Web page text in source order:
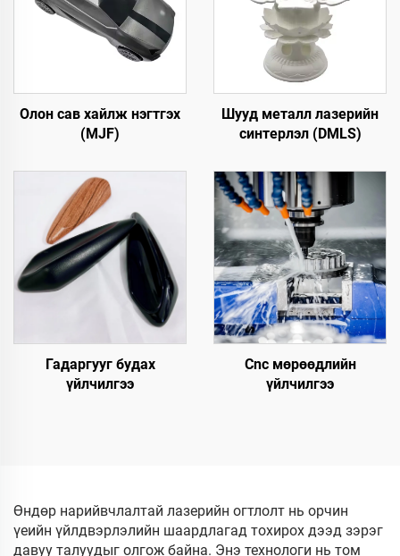
Олон сав хайлж нэгтгэх
(MJF)
Шууд металл лазерийн
синтерлэл (DMLS)
Гадаргууг будах
үйлчилгээ
Cnc мөрөөдлийн
үйлчилгээ
Өндөр нарийвчлалтай лазерийн огтлолт нь орчин
үеийн үйлдвэрлэлийн шаардлагад тохирох дээд зэрэг
давуу талуудыг олгож байна. Энэ технологи нь том